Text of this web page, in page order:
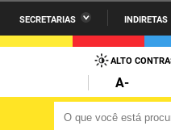
SECRETARIAS INDIRETAS
Administração Penitenciária
Agricultura Familiar e
ARPB
ALTO
A-